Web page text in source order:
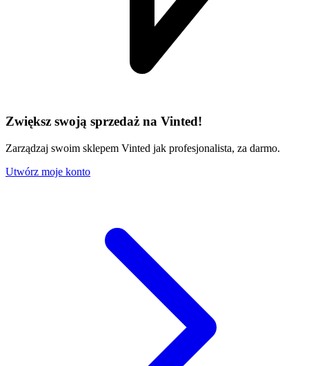
Zwiększ swoją sprzedaż na Vinted!
Zarządzaj swoim sklepem Vinted jak profesjonalista, za darmo.
Utwórz moje konto